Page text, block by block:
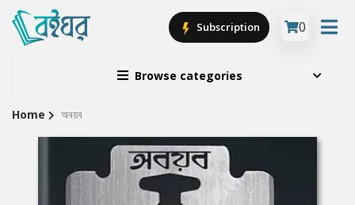
Browse categories
Subscription 0
Site
Breadcrumb
Home অবয়ব